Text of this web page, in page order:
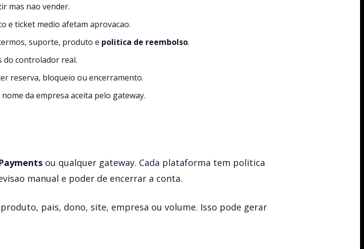
mas nao vender.
e ticket medio afetam aprovacao.
suporte, produto e politica de reembolso.
do controlador real.
reserva, bloqueio ou encerramento.
da empresa aceita pelo gateway.
ou qualquer gateway. Cada plataforma tem politica
manual e poder de encerrar a conta.
pais, dono, site, empresa ou volume. Isso pode gerar